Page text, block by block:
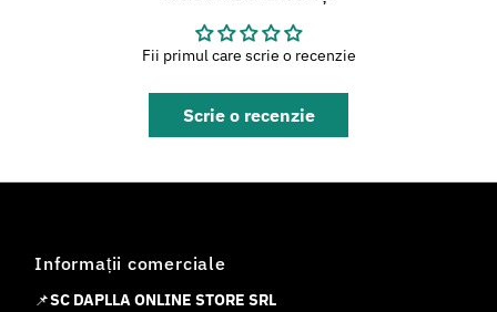
Fii primul care scrie o recenzie
Scrie o recenzie
Informații comerciale
📌SC DAPLLA ONLINE STORE SRL